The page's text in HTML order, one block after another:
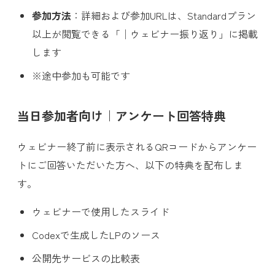
参加方法 ：詳細および参加URLは、Standardプラン
以上が閲覧できる「│ウェビナー振り返り」に掲載
します
※途中参加も可能です
当日参加者向け｜アンケート回答特典
ウェビナー終了前に表示されるQRコードからアンケー
トにご回答いただいた方へ、以下の特典を配布しま
す。
ウェビナーで使用したスライド
Codexで生成したLPのソース
公開先サービスの比較表